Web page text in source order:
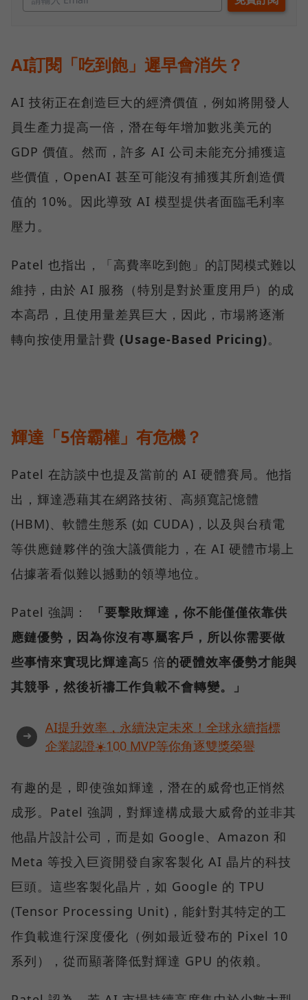
AI訂閱「吃到飽」遲早會消失？
AI 技術正在創造巨大的經濟價值，例如將開發人
員生產力提高一倍，潛在每年增加數兆美元的
GDP 價值。然而，許多 AI 公司未能充分捕獲這
些價值，OpenAI 甚至可能沒有捕獲其所創造價
值的 10%。因此導致 AI 模型提供者面臨毛利率
壓力。
Patel 也指出，「高費率吃到飽」的訂閱模式難以
維持，由於 AI 服務（特別是對於重度用戶）的成
本高昂，且使用量差異巨大，因此，市場將逐漸
轉向按使用量計費 (Usage-Based Pricing)。
輝達「5倍霸權」有危機？
Patel 在訪談中也提及當前的 AI 硬體賽局。他指
出，輝達憑藉其在網路技術、高頻寬記憶體
(HBM)、軟體生態系 (如 CUDA)，以及與台積電
等供應鏈夥伴的強大議價能力，在 AI 硬體市場上
佔據著看似難以撼動的領導地位。
Patel 強調：
「要擊敗輝達，你不能僅僅依靠供
應鏈優勢，因為你沒有專屬客戶，所以你需要做
些事情來實現比輝達高5 倍的硬體效率優勢才能與
其競爭，然後祈禱工作負載不會轉變。」
➜
AI提升效率，永續決定未來！全球永續指標
企業認證☀️100 MVP等你角逐雙獎榮譽
有趣的是，即使強如輝達，潛在的威脅也正悄然
成形。Patel 強調，對輝達構成最大威脅的並非其
他晶片設計公司，而是如 Google、Amazon 和
Meta 等投入巨資開發自家客製化 AI 晶片的科技
巨頭。這些客製化晶片，如 Google 的 TPU
(Tensor Processing Unit)，能針對其特定的工
作負載進行深度優化（例如最近發布的 Pixel 10
系列），從而顯著降低對輝達 GPU 的依賴。